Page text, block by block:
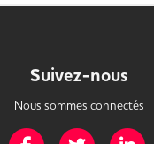
Suivez-nous
Nous sommes connectés
Page Facebook de
Page